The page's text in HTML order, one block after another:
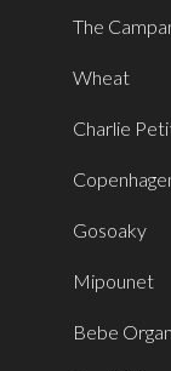
The
Wheat
Charlie
Gosoaky
Mipounet
Bebe